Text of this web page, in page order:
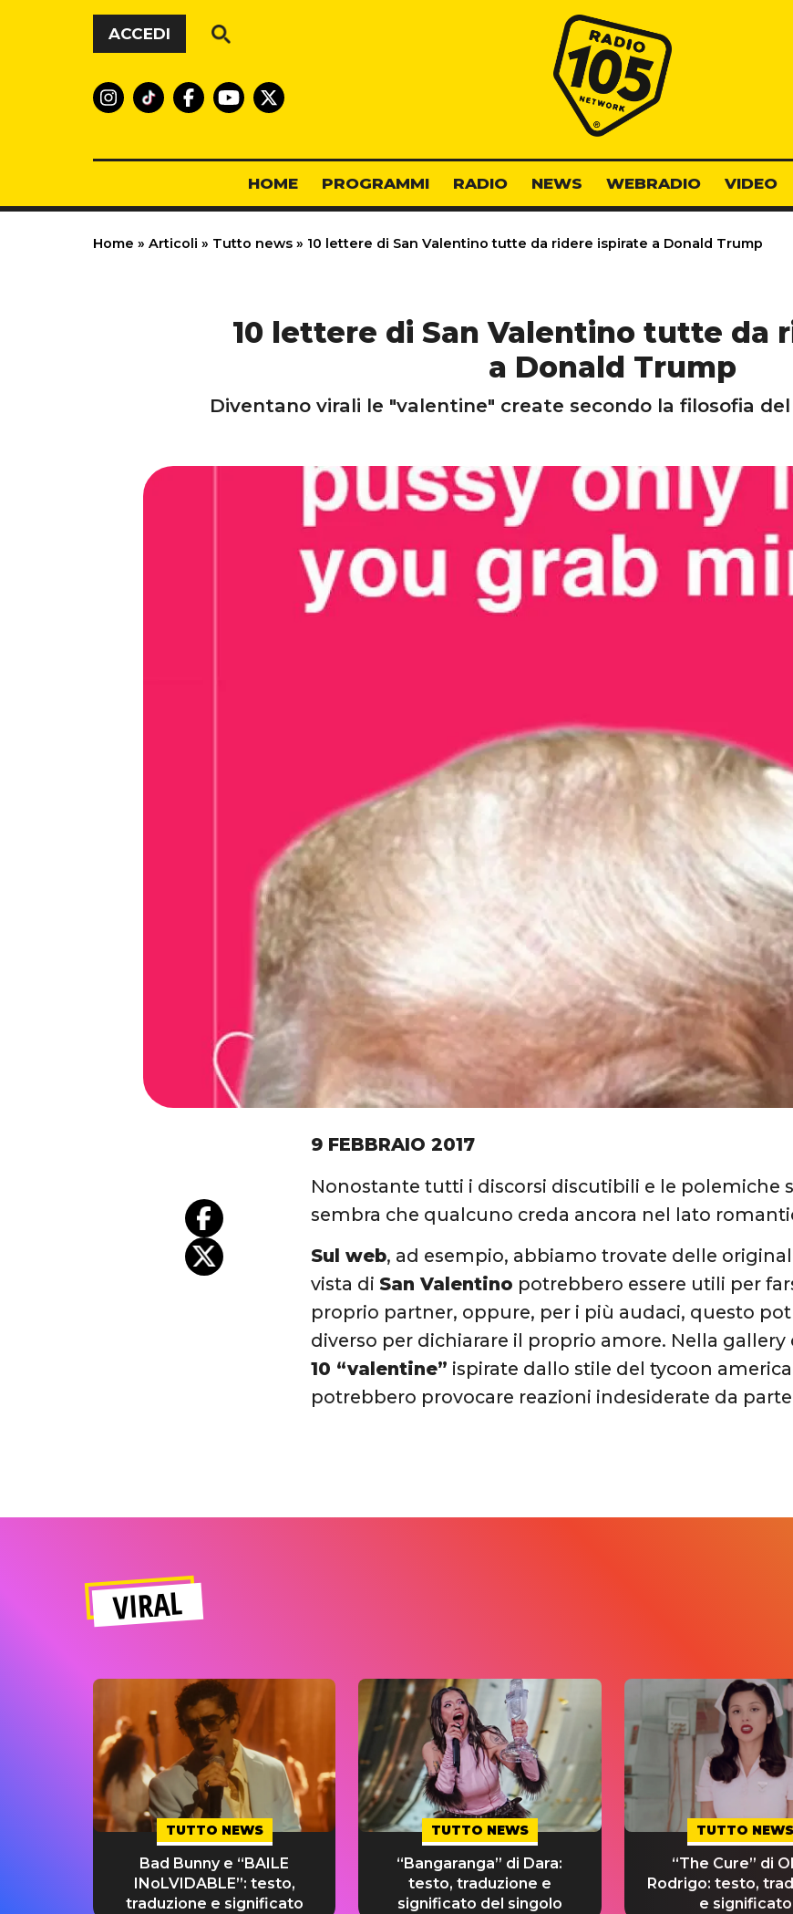
Vai al contenuto
ACCEDI
Radio 105
HOME PROGRAMMI RADIO NEWS WEBRADIO VIDEO
Home » Articoli » Tutto news » 10 lettere di San Valentino tutte da ridere ispirate a Donald Trump
10 lettere di San Valentino tutte da
a Donald Trump
Diventano virali le "valentine" create secondo la filosofia
9 FEBBRAIO 2017
Nonostante tutti i discorsi discutibili e le polemiche
sembra che qualcuno creda ancora nel lato
Sul web, ad esempio, abbiamo trovate delle
vista di San Valentino potrebbero essere utili per
proprio partner, oppure, per i più audaci, questo
diverso per dichiarare il proprio amore. Nella
10 “valentine” ispirate dallo stile del tycoon
potrebbero provocare reazioni indesiderate da
VIRAL
TUTTO NEWS
Bad Bunny e “BAILE
INoLVIDABLE”: testo,
traduzione e significato
TUTTO NEWS
“Bangaranga” di Dara:
testo, traduzione e
significato del singolo
TUTTO NEWS
“The Cure” di
Rodrigo: testo,
e significato